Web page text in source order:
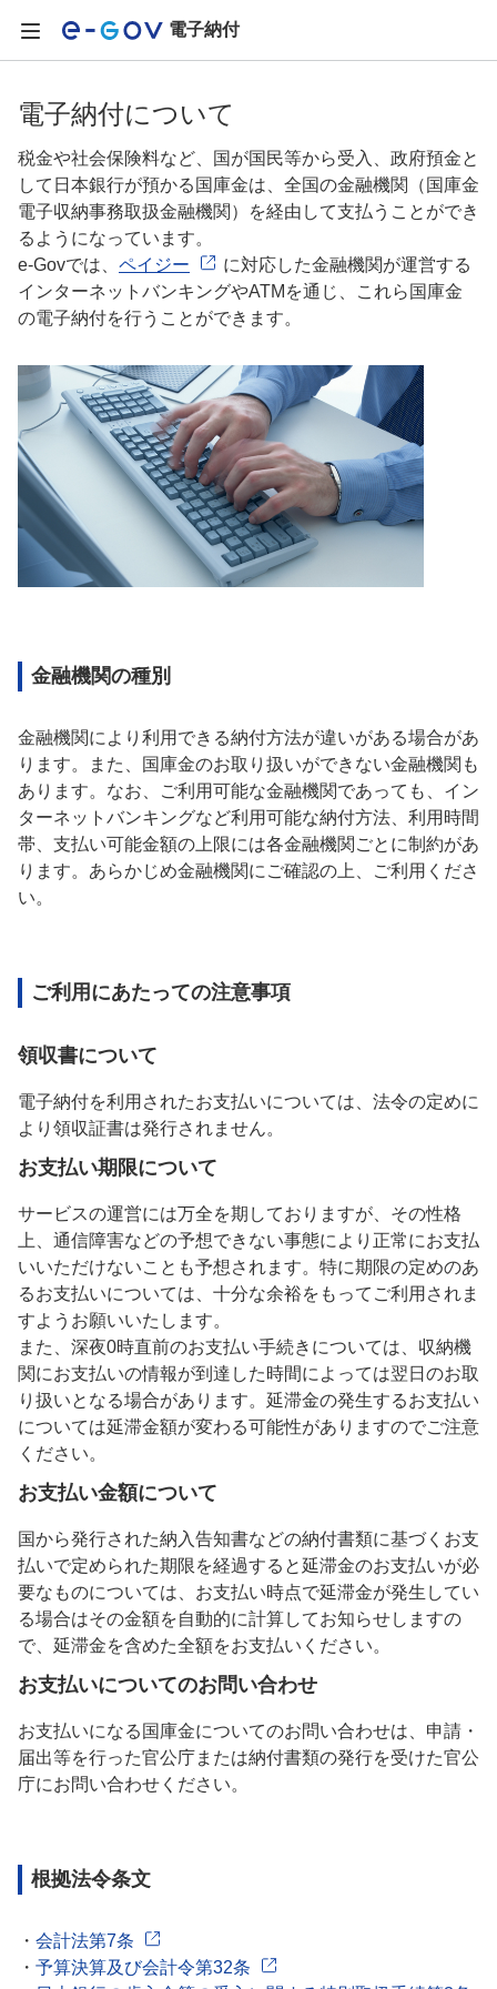
電子納付
電子納付について
税金や社会保険料など、国が国民等から受入、政府預金と
して日本銀行が預かる国庫金は、全国の金融機関（国庫金
電子収納事務取扱金融機関）を経由して支払うことができ
るようになっています。
e-Govでは、 ペイジー
に対応した金融機関が運営する
インターネットバンキングやATMを通じ、これら国庫金
の電子納付を行うことができます。
金融機関の種別
金融機関により利用できる納付方法が違いがある場合があ
ります。また、国庫金のお取り扱いができない金融機関も
あります。なお、ご利用可能な金融機関であっても、イン
ターネットバンキングなど利用可能な納付方法、利用時間
帯、支払い可能金額の上限には各金融機関ごとに制約があ
ります。あらかじめ金融機関にご確認の上、ご利用くださ
い。
ご利用にあたっての注意事項
領収書について
電子納付を利用されたお支払いについては、法令の定めに
より領収証書は発行されません。
お支払い期限について
サービスの運営には万全を期しておりますが、その性格
上、通信障害などの予想できない事態により正常にお支払
いいただけないことも予想されます。特に期限の定めのあ
るお支払いについては、十分な余裕をもってご利用されま
すようお願いいたします。
また、深夜0時直前のお支払い手続きについては、収納機
関にお支払いの情報が到達した時間によっては翌日のお取
り扱いとなる場合があります。延滞金の発生するお支払い
については延滞金額が変わる可能性がありますのでご注意
ください。
お支払い金額について
国から発行された納入告知書などの納付書類に基づくお支
払いで定められた期限を経過すると延滞金のお支払いが必
要なものについては、お支払い時点で延滞金が発生してい
る場合はその金額を自動的に計算してお知らせしますの
で、延滞金を含めた全額をお支払いください。
お支払いについてのお問い合わせ
お支払いになる国庫金についてのお問い合わせは、申請・
届出等を行った官公庁または納付書類の発行を受けた官公
庁にお問い合わせください。
根拠法令条文
会計法第7条
予算決算及び会計令第32条